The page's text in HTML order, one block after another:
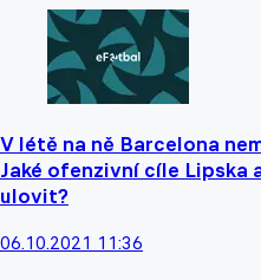
V létě na ně Barcelona
Jaké ofenzivní cíle Lipska
ulovit?
06.10.2021 11:36